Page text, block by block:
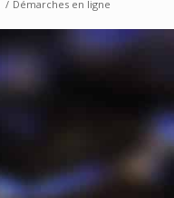
/ Démarches en ligne